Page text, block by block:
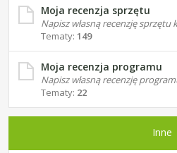
Moja recenzja sprzętu
Napisz własną recenzję
Tematy: 149
Moja recenzja programu
Napisz własną recenzję
Tematy: 22
Inne